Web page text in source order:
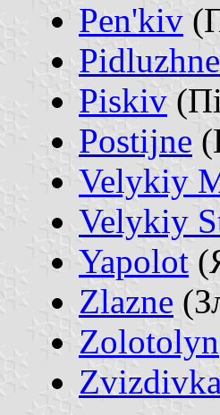
Pen'kiv
Pidluzhne
Piskiv
Postijne
Velykiy
Velykiy
Yapolot
Zlazne
Zolotolyn
Zvizdivka